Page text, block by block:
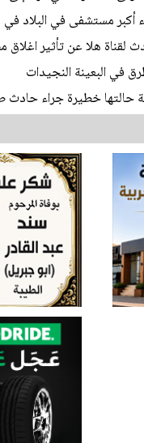
أكبر مستشفى في البلاد
هلا عن تأثير اغلاق
حالتها خطيرة جراء